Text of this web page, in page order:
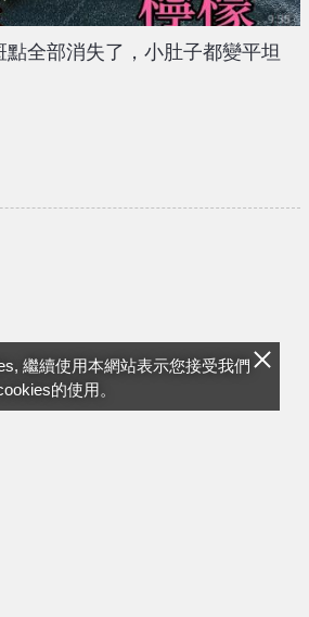
繼續使用本網站表示您接受我們
的使用。
全部消失了，小肚子都變平坦